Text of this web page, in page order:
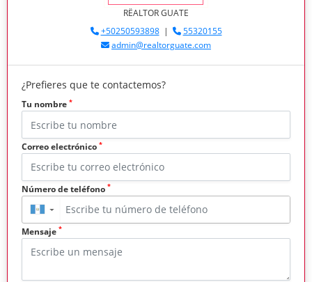
RËALTOR GUATE
+50250593898|
55320155
admin@realtorguate.com
¿Prefieres que te contactemos?
Tu nombre *
Correo electrónico *
Número de teléfono *
▼
Mensaje *